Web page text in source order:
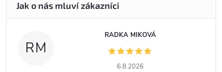
RM
RADKA MIKOVÁ
6.8.2026